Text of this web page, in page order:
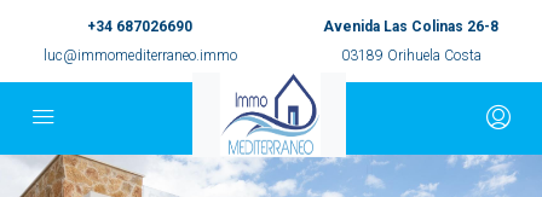
+34 687026690
luc@immomediterraneo.immo
Avenida Las Colinas 26-8
03189 Orihuela Costa